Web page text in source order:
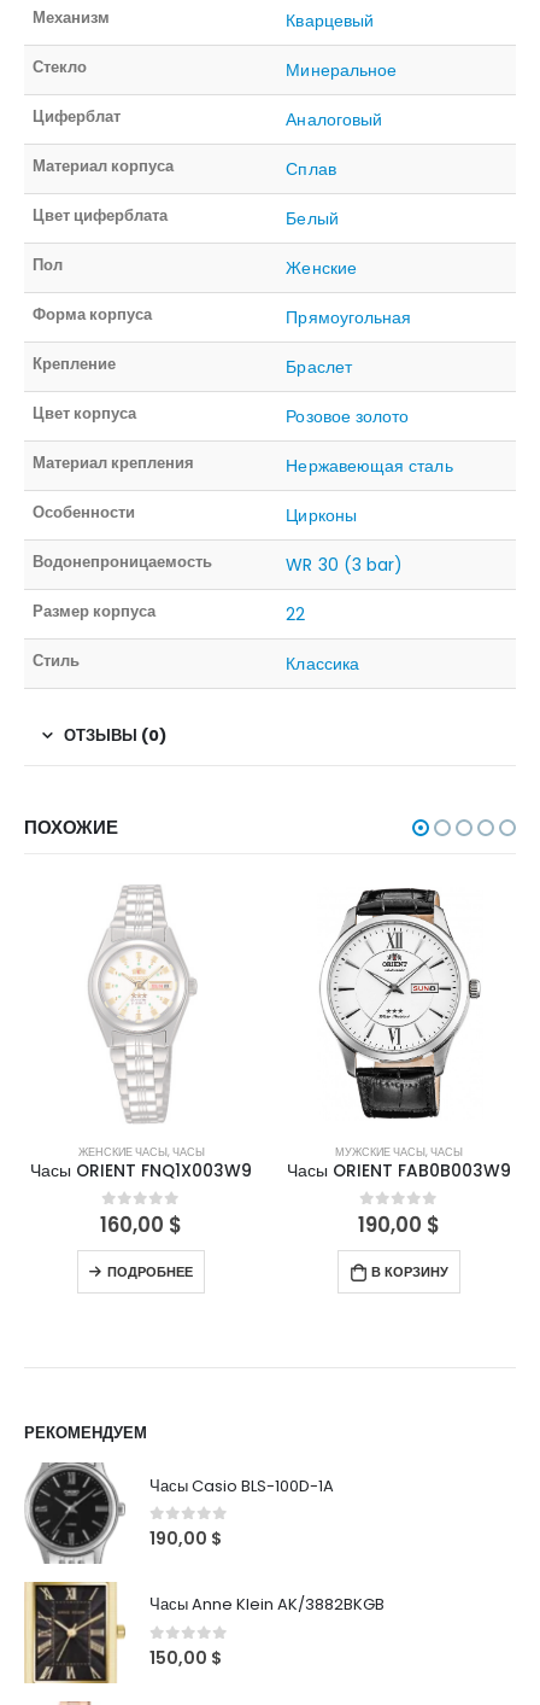
Механизм Кварцевый
Стекло Минеральное
Циферблат Аналоговый
Материал корпуса Сплав
Цвет циферблата Белый
Пол Женские
Форма корпуса Прямоугольная
Крепление Браслет
Цвет корпуса Розовое золото
Материал крепления Нержавеющая сталь
Особенности Цирконы
Водонепроницаемость WR 30 (3 bar)
Размер корпуса 22
Стиль Классика
ОТЗЫВЫ (0)
ПОХОЖИЕ
НЕТ В НАЛИЧИИ
ЖЕНСКИЕ ЧАСЫ,ЧАСЫ
Часы ORIENT FNQ1X003W9
0out of 5
160,00 $
ПОДРОБНЕЕ
МУЖСКИЕ ЧАСЫ,ЧАСЫ
Часы ORIENT FAB0B003W9
0out of 5
190,00 $
В КОРЗИНУ
РЕКОМЕНДУЕМ
Часы Casio BLS-100D-1A
0out of 5
190,00 $
Часы Anne Klein AK/3882BKGB
0out of 5
150,00 $